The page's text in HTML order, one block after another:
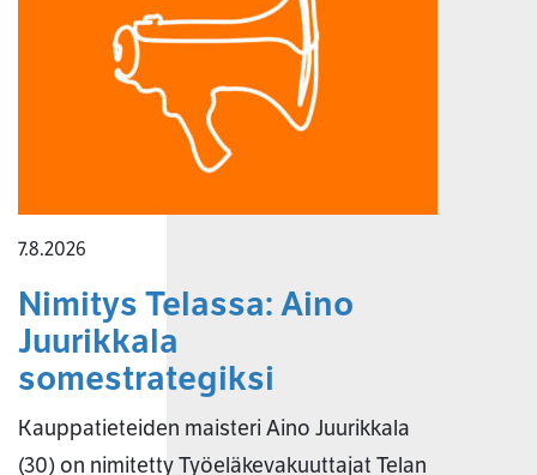
7.8.2026
Nimitys Telassa: Aino
Juurikkala
somestrategiksi
Kauppatieteiden maisteri Aino Juurikkala
(30) on nimitetty Työeläkevakuuttajat Telan